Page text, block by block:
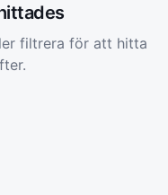
filtrera för att hitta